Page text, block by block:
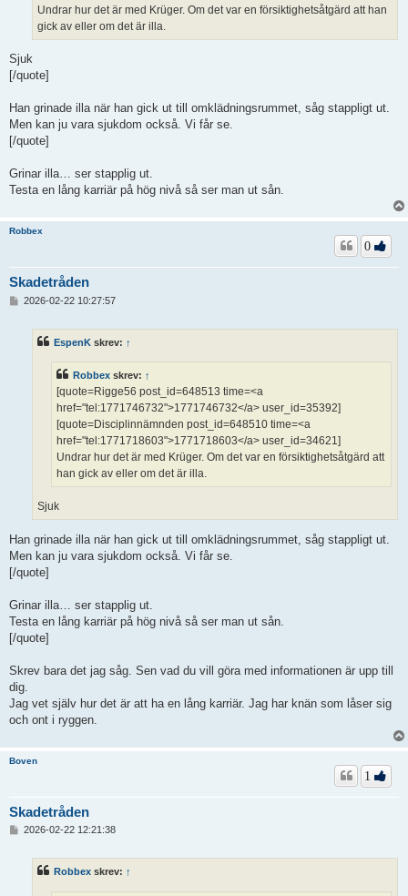
Undrar hur det är med Krüger. Om det var en försiktighetsåtgärd att han
gick av eller om det är illa.
Sjuk
[/quote]
Han grinade illa när han gick ut till omklädningsrummet, såg stappligt ut.
Men kan ju vara sjukdom också. Vi får se.
[/quote]
Grinar illa… ser stapplig ut.
Testa en lång karriär på hög nivå så ser man ut sån.
Robbex
Skadetråden
0
2026-02-22 10:27:57
EspenK skrev: ↑
Robbex skrev: ↑
[quote=Rigge56 post_id=648513 time=<a
href="tel:1771746732">1771746732</a> user_id=35392]
[quote=Disciplinnämnden post_id=648510 time=<a
href="tel:1771718603">1771718603</a> user_id=34621]
Undrar hur det är med Krüger. Om det var en försiktighetsåtgärd att
han gick av eller om det är illa.
Sjuk
Han grinade illa när han gick ut till omklädningsrummet, såg stappligt ut.
Men kan ju vara sjukdom också. Vi får se.
[/quote]
Grinar illa… ser stapplig ut.
Testa en lång karriär på hög nivå så ser man ut sån.
[/quote]
Skrev bara det jag såg. Sen vad du vill göra med informationen är upp till
dig.
Jag vet själv hur det är att ha en lång karriär. Jag har knän som låser sig
och ont i ryggen.
Boven
Skadetråden
1
2026-02-22 12:21:38
Robbex skrev: ↑